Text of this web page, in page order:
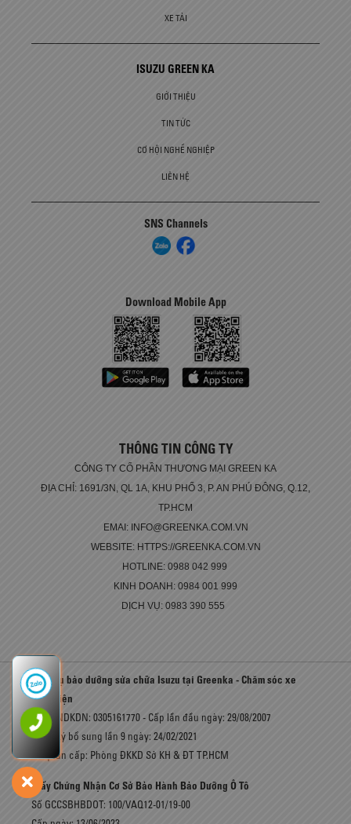
XE TẢI
ISUZU GREEN KA
GIỚI THIỆU
TIN TỨC
CƠ HỘI NGHỀ NGHIỆP
LIÊN HỆ
SNS Channels
Download Mobile App
THÔNG TIN CÔNG TY
CÔNG TY CỔ PHẦN THƯƠNG MẠI GREEN KA
ĐỊA CHỈ: 1691/3N, QL 1A, KHU PHỐ 3, P. AN PHÚ ĐÔNG, Q.12,
TP.HCM
EMAI: INFO@GREENKA.COM.VN
WEBSITE: HTTPS://GREENKA.COM.VN
HOTLINE: 0988 042 999
KINH DOANH: 0984 001 999
DỊCH VỤ: 0983 390 555
Dịch vụ bảo dưỡng sửa chữa Isuzu tại Greenka - Chăm sóc xe
toàn diện
Số GCNDKDN: 0305161770 - Cấp lần đầu ngày: 29/08/2007
Đăng ký bổ sung lần 9 ngày: 24/02/2021
Cơ quan cấp: Phòng ĐKKD Sở KH & ĐT TP.HCM
Giấy Chứng Nhận Cơ Sở Bảo Hành Bảo Dưỡng Ô Tô
Số GCCSBHBDOT: 100/VAQ12-01/19-00